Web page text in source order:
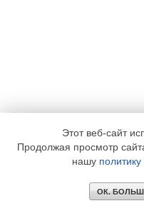
Этот веб-сайт
Продолжая просмотр
нашу
ОК.